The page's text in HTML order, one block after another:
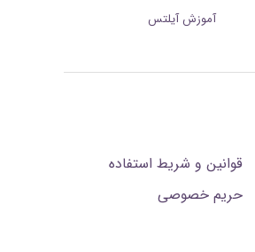
آموزش آیلتس
قوانین و شریط استفاده
حریم خصوصی